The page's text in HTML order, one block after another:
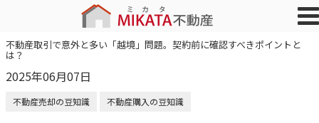
不動産取引で意外と多い「越境」問題。契約前に確認すべきポイントと
は？
2025年06月07日
不動産売却の豆知識 不動産購入の豆知識